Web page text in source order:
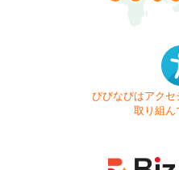
びびなびはアクセ
取り組ん